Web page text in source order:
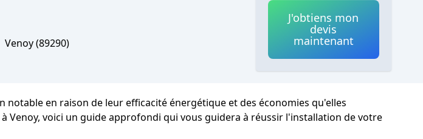
Venoy(89290)
J'obtiens mon
devis
maintenant
notable en raison de leur efficacité énergétique et des économies qu'elles
Venoy, voici un guide approfondi qui vous guidera à réussir l'installation de votre